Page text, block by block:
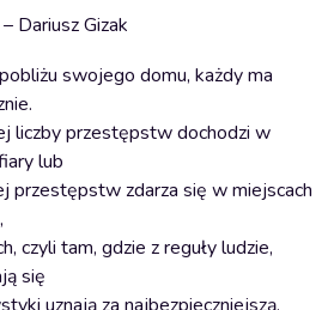
Dariusz Gizak
swojego domu, każdy ma
liczby przestępstw dochodzi w
lub
przestępstw zdarza się w miejscach
czyli tam, gdzie z reguły ludzie,
się